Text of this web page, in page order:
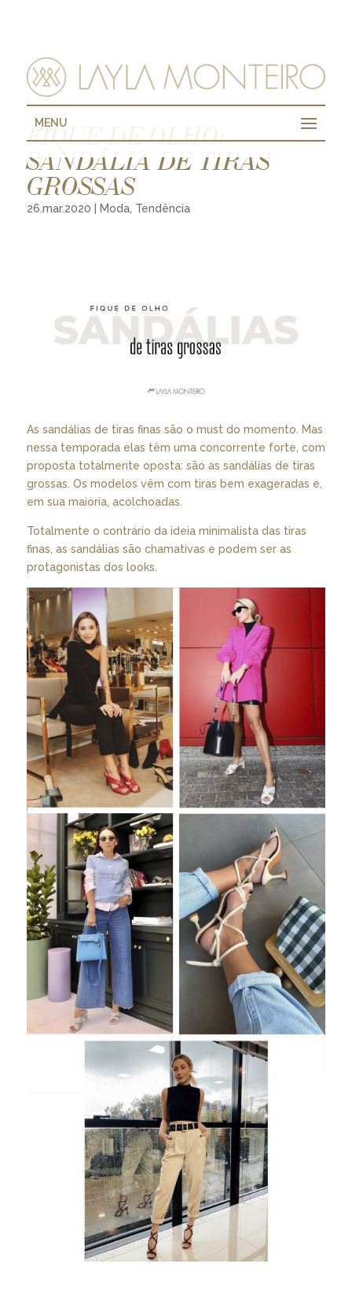
MENU
FIQUE DE OLHO:
SANDÁLIA DE TIRAS
GROSSAS
26.mar.2020 Moda, Tendência
As sandálias de tiras finas são o must do momento. Mas
nessa temporada elas têm uma concorrente forte, com
proposta totalmente oposta: são as sandálias de tiras
grossas. Os modelos vêm com tiras bem exageradas e,
em sua maioria, acolchoadas.
Totalmente o contrário da ideia minimalista das tiras
finas, as sandálias são chamativas e podem ser as
protagonistas dos looks.